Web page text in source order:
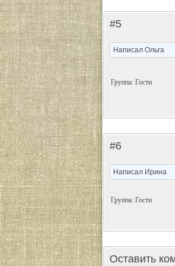
#5
Написал Ольга
Группа: Гости
#6
Написал Ирина
Группа: Гости
Оставить